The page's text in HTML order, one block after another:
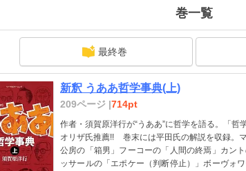
巻一覧
最終巻
新釈 うああ哲学事典(上)
209ページ |714pt
作者・須賀原洋行が“うああ”に哲学を語る。「
オリザ氏推薦!! 巻末には平田氏の解説を収録。
公房の「箱男」フーコーの「人間の終焉」カン
ッサールの「エポケー（判断停止）」ボーヴォ